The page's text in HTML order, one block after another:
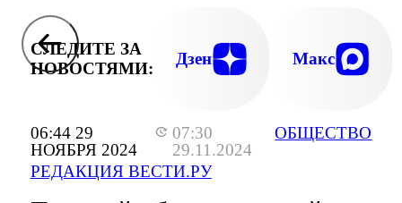
06:44 29
НОЯБРЯ 2024
07:30
29.11.2024
РЕДАКЦИЯ ВЕСТИ.РУ
ОБЩЕСТВО
СЛЕДИТЕ ЗА
НОВОСТЯМИ:
Дзен Макс